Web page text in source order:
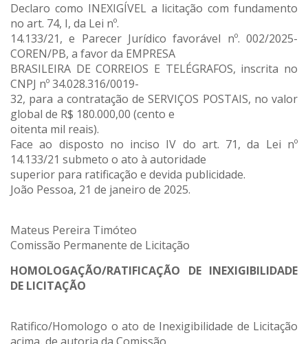
Declaro como INEXIGÍVEL a licitação com fundamento
no art. 74, I, da Lei nº.
14.133/21, e Parecer Jurídico favorável nº. 002/2025-
COREN/PB, a favor da EMPRESA
BRASILEIRA DE CORREIOS E TELÉGRAFOS, inscrita no
CNPJ nº 34.028.316/0019-
32, para a contratação de SERVIÇOS POSTAIS, no valor
global de R$ 180.000,00 (cento e
oitenta mil reais).
Face ao disposto no inciso IV do art. 71, da Lei nº
14.133/21 submeto o ato à autoridade
superior para ratificação e devida publicidade.
João Pessoa, 21 de janeiro de 2025.
Mateus Pereira Timóteo
Comissão Permanente de Licitação
HOMOLOGAÇÃO/RATIFICAÇÃO DE INEXIGIBILIDADE
DE LICITAÇÃO
Ratifico/Homologo o ato de Inexigibilidade de Licitação